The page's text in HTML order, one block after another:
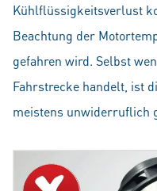
Kühlflüssigkeitsverlust
Beachtung der
gefahren wird. Selbst
Fahrstrecke handelt, ist
meistens unwiderruflich